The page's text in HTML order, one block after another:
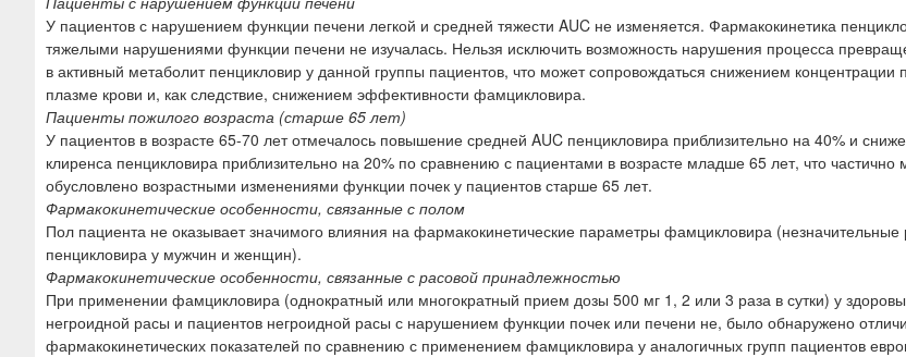
У пациентов с нарушением функции печени легкой и средней тяжести AUC не изменяется. Фармакокинетика
тяжелыми нарушениями функции печени не изучалась. Нельзя исключить возможность нарушения процесса
в активный метаболит пенцикловир у данной группы пациентов, что может сопровождаться снижением концентрации
плазме крови и, как следствие, снижением эффективности фамцикловира.
Пациенты пожилого возраста (старше 65 лет)
У пациентов в возрасте 65-70 лет отмечалось повышение средней AUC пенцикловира приблизительно на 40% и
клиренса пенцикловира приблизительно на 20% по сравнению с пациентами в возрасте младше 65 лет, что частично
обусловлено возрастными изменениями функции почек у пациентов старше 65 лет.
Фармакокинетические особенности, связанные с полом
Пол пациента не оказывает значимого влияния на фармакокинетические параметры фамцикловира (незначительные
пенцикловира у мужчин и женщин).
Фармакокинетические особенности, связанные с расовой принадлежностью
При применении фамцикловира (однократный или многократный прием дозы 500 мг 1, 2 или 3 раза в сутки) у
негроидной расы и пациентов негроидной расы с нарушением функции почек или печени не, было обнаружено
фармакокинетических показателей по сравнению с применением фамцикловира у аналогичных групп пациентов